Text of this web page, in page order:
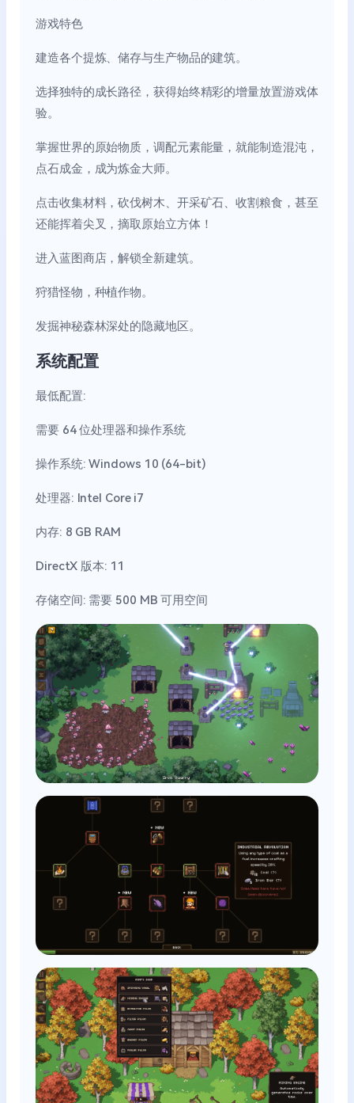
游戏特色
建造各个提炼、储存与生产物品的建筑。
选择独特的成长路径，获得始终精彩的增量放置游戏体
验。
掌握世界的原始物质，调配元素能量，就能制造混沌，
点石成金，成为炼金大师。
点击收集材料，砍伐树木、开采矿石、收割粮食，甚至
还能挥着尖叉，摘取原始立方体！
进入蓝图商店，解锁全新建筑。
狩猎怪物，种植作物。
发掘神秘森林深处的隐藏地区。
系统配置
最低配置:
需要 64 位处理器和操作系统
操作系统: Windows 10 (64-bit)
处理器: Intel Core i7
内存: 8 GB RAM
DirectX 版本: 11
存储空间: 需要 500 MB 可用空间